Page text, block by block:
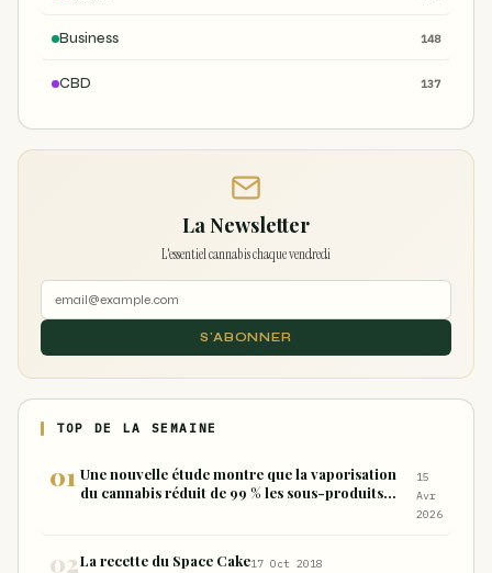
Business 148
CBD 137
La Newsletter
L'essentiel cannabis chaque vendredi
S'ABONNER
TOP DE LA SEMAINE
Une nouvelle étude montre que la vaporisation
du cannabis réduit de 99 % les sous-produits
15
Avr
2026
La recette du Space Cake17 Oct 2018